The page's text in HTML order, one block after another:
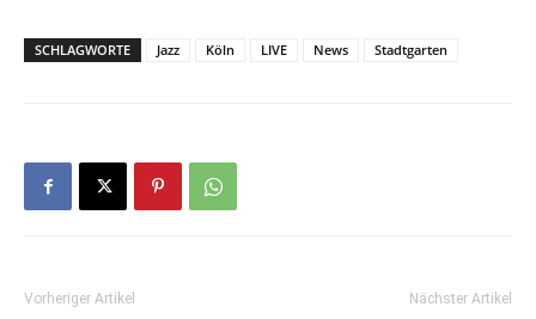
SCHLAGWORTE Jazz Köln LIVE News Stadtgarten
Vorheriger Artikel Nächster Artikel